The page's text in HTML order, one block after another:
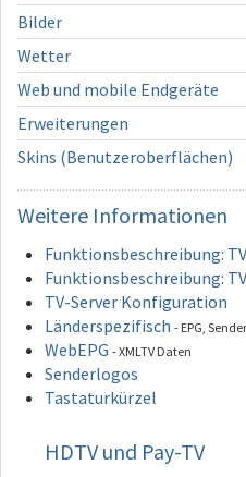
Bilder
Wetter
Web und mobile Endgeräte
Erweiterungen
Skins (Benutzeroberflächen)
Weitere Informationen
Funktionsbeschreibung: TV
Funktionsbeschreibung:
TV-Server Konfiguration
Länderspezifisch - EPG,
WebEPG - XMLTV Daten
Senderlogos
Tastaturkürzel
HDTV und Pay-TV